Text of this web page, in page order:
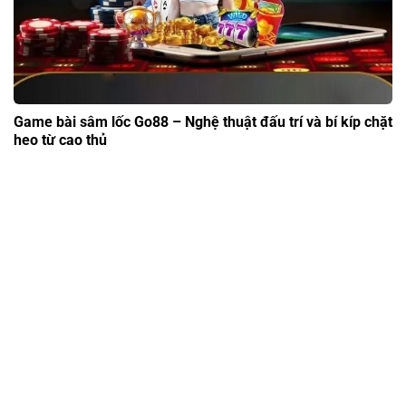
Game bài sâm lốc Go88 – Nghệ thuật đấu trí và bí kíp chặt
heo từ cao thủ